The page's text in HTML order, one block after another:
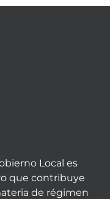
Local es
que contribuye
de régimen